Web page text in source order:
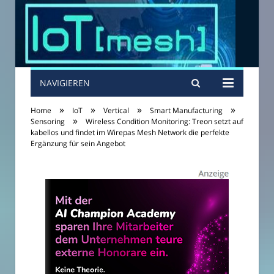
NAVIGIEREN
Home » IoT » Vertical » Smart Manufacturing »
Sensoring »
Wireless Condition Monitoring: Treon setzt auf
kabellos und findet im Wirepas Mesh Network die perfekte
Ergänzung für sein Angebot